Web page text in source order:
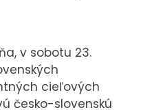
v sobotu 23.
cieľových
česko-slovenskú